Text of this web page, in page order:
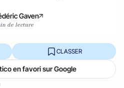
Gaven
de lecture
CLASSER
en favori sur Google